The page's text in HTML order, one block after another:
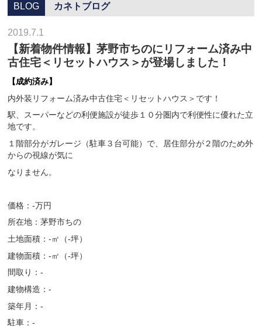
BLOG カネトブログ
2019.7.1
【新着物件情報】茅野市ちのにリフォーム済み中
古住宅＜リセットハウス＞が登場しました！
【成約済み】
内外装リフォーム済み中古住宅＜リセットハウス＞です！
駅、スーパーなどの利便施設が徒歩１０分圏内で利便性に優れた立
地です。
１階部分がガレージ（駐車３台可能）で、居住部分が２階のため外
からの視線が気に
なりません。
価格：-万円
所在地：茅野市ちの
土地面積：-㎡（-坪）
建物面積：-㎡（-坪）
間取り：-
建物構造：-
築年月：-
駐車：-